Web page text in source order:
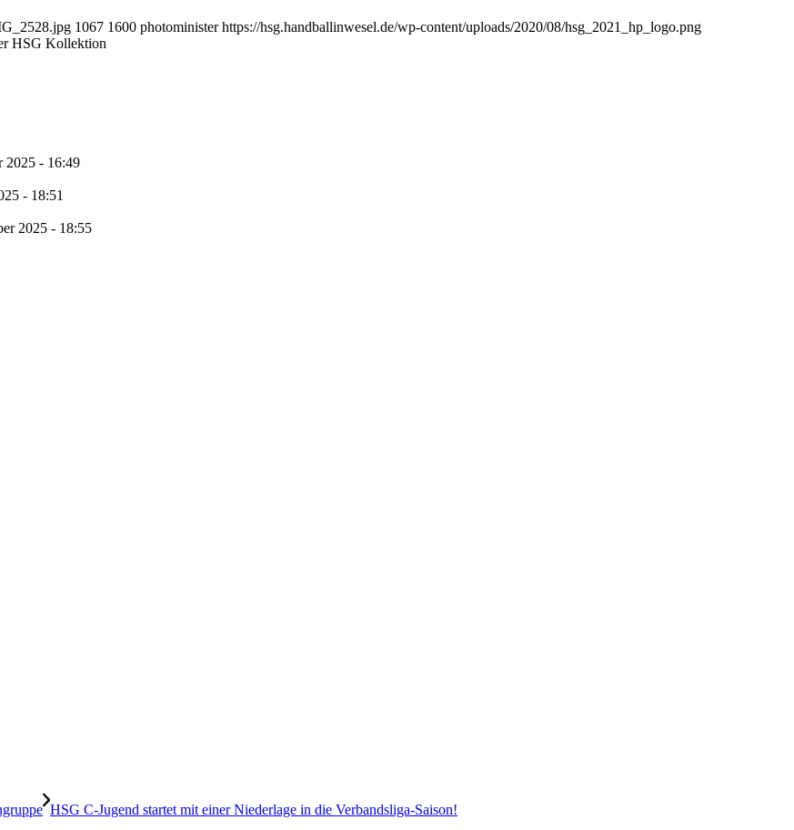
1067 1600 photominister https://hsg.handballinwesel.de/wp-content/uploads/2020/08/hsg_2021_hp_logo.png
HSG Kollektion
2025 - 16:49
- 18:51
2025 - 18:55
HSG C-Jugend startet mit einer Niederlage in die Verbandsliga-Saison!